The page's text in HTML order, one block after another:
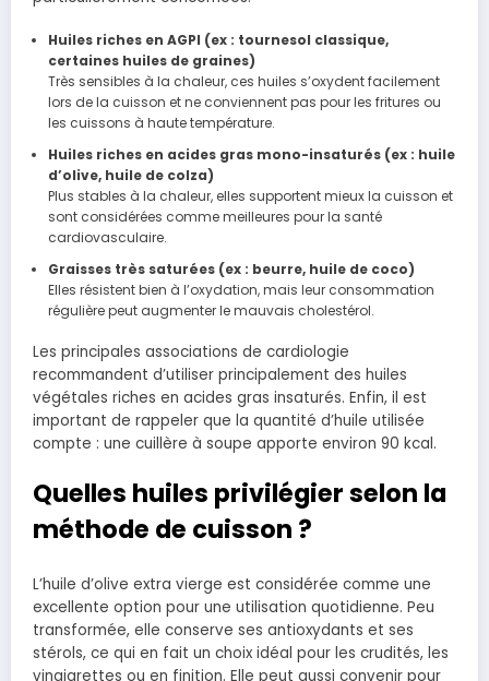
Huiles riches en AGPI (ex : tournesol classique,
certaines huiles de graines)
Très sensibles à la chaleur, ces huiles s’oxydent facilement
lors de la cuisson et ne conviennent pas pour les fritures ou
les cuissons à haute température.
Huiles riches en acides gras mono-insaturés (ex : huile
d’olive, huile de colza)
Plus stables à la chaleur, elles supportent mieux la cuisson et
sont considérées comme meilleures pour la santé
cardiovasculaire.
Graisses très saturées (ex : beurre, huile de coco)
Elles résistent bien à l’oxydation, mais leur consommation
régulière peut augmenter le mauvais cholestérol.
Les principales associations de cardiologie
recommandent d’utiliser principalement des huiles
végétales riches en acides gras insaturés. Enfin, il est
important de rappeler que la quantité d’huile utilisée
compte : une cuillère à soupe apporte environ 90 kcal.
Quelles huiles privilégier selon la
méthode de cuisson ?
L’huile d’olive extra vierge est considérée comme une
excellente option pour une utilisation quotidienne. Peu
transformée, elle conserve ses antioxydants et ses
stérols, ce qui en fait un choix idéal pour les crudités, les
vinaigrettes ou en finition. Elle peut aussi convenir pour